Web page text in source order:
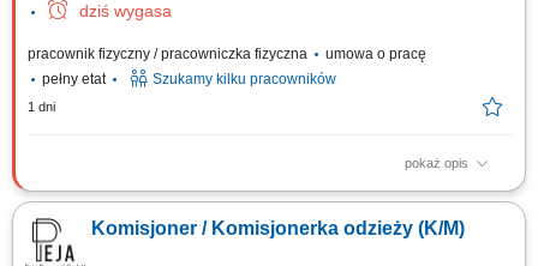
dziś wygasa
pracownik fizyczny / pracowniczka fizyczna
umowa o pracę
pełny etat
Szukamy kilku pracowników
1 dni
pokaż opis
Twoje zadania: Realizacja prostych prac magazynowych o charakterze
Konfekcjonowanie produktów według zamówień; Kontrola jakości i
zgodności zamówień; Wsparcie procesów logistycznych w magazynie;
Komisjoner / Komisjonerka odzieży (K/M)